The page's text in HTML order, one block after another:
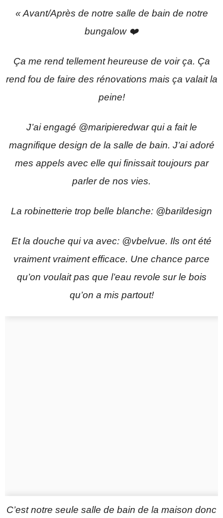
« Avant/Après de notre salle de bain de notre
bungalow ❤️
Ça me rend tellement heureuse de voir ça. Ça
rend fou de faire des rénovations mais ça valait la
peine!
J’ai engagé @maripieredwar qui a fait le
magnifique design de la salle de bain. J’ai adoré
mes appels avec elle qui finissait toujours par
parler de nos vies.
La robinetterie trop belle blanche: @barildesign
Et la douche qui va avec: @vbelvue. Ils ont été
vraiment vraiment efficace. Une chance parce
qu’on voulait pas que l’eau revole sur le bois
qu’on a mis partout!
C’est notre seule salle de bain de la maison donc